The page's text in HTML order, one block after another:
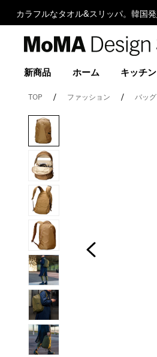
カラフルなタオル&スリッパ。韓国発
新商品 ホーム キッチン
TOP ファッション バッグ